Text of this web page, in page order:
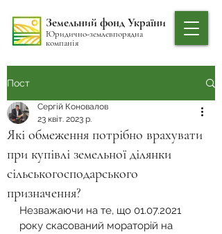
Земельний фонд України
Юридично-землевпорядна
компанія
Пост
Які обмеження потрібно врахувати
при купівлі земельної ділянки
сільськогосподарського
призначення?
Сергій Коновалов
23 квіт. 2023 р.
Незважаючи на те, що 01.07.2021
року скасований мораторій на